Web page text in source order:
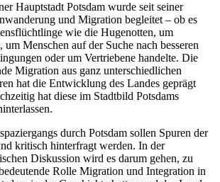
Hauptstadt Potsdam wurde seit seiner
und Migration begleitet – ob es
wie die Hugenotten, um
um Menschen auf der Suche nach besseren
oder um Vertriebene handelte. Die
Migration aus ganz unterschiedlichen
hat die Entwicklung des Landes geprägt
hat diese im Stadtbild Potsdams
durch Potsdam sollen Spuren der
kritisch hinterfragt werden. In der
Diskussion wird es darum gehen, zu
Rolle Migration und Integration in